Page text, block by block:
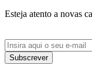
Esteja atento a novas